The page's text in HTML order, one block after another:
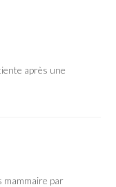
après une
mammaire par